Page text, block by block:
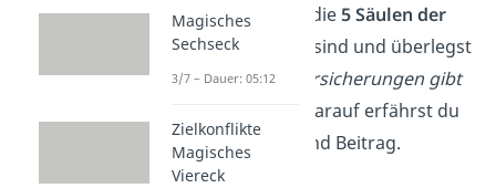
Du fragst dich, was die5 Säulen der
Sozialversicherung
sind und überlegst
dir:Welche Sozialversicherungen gibt
? Die Antworten darauf erfährst du
in unseremVideo und Beitrag.
Magisches
Sechseck
3/7 – Dauer: 05:12
Zielkonflikte
Magisches
Viereck